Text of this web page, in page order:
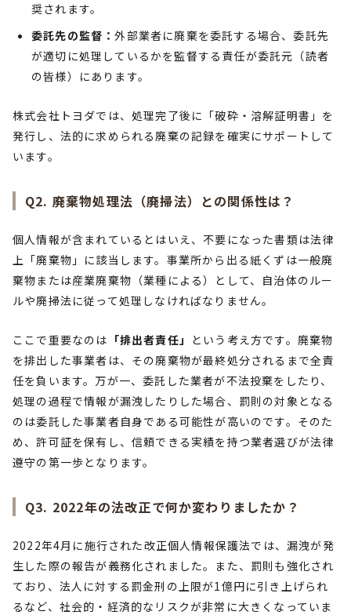
奨されます。
委託先の監督：外部業者に廃棄を委託する場合、委託先
が適切に処理しているかを監督する責任が委託元（読者
の皆様）にあります。
株式会社トヨダでは、処理完了後に「破砕・溶解証明書」を
発行し、法的に求められる廃棄の記録を確実にサポートして
います。
Q2. 廃棄物処理法（廃掃法）との関係性は？
個人情報が含まれているとはいえ、不要になった書類は法律
上「廃棄物」に該当します。事業所から出る紙くずは一般廃
棄物または産業廃棄物（業種による）として、自治体のルー
ルや廃掃法に従って処理しなければなりません。
ここで重要なのは 「排出者責任」 という考え方です。廃棄物
を排出した事業者は、その廃棄物が最終処分されるまで全責
任を負います。万が一、委託した業者が不法投棄をしたり、
処理の過程で情報が漏洩したりした場合、罰則の対象となる
のは委託した事業者自身である可能性が高いのです。そのた
め、許可証を保有し、信頼できる実績を持つ業者選びが法律
遵守の第一歩となります。
Q3. 2022年の法改正で何か変わりましたか？
2022年4月に施行された改正個人情報保護法では、漏洩が発
生した際の報告が義務化されました。また、罰則も強化され
ており、法人に対する罰金刑の上限が1億円に引き上げられ
るなど、社会的・経済的なリスクが非常に大きくなっていま